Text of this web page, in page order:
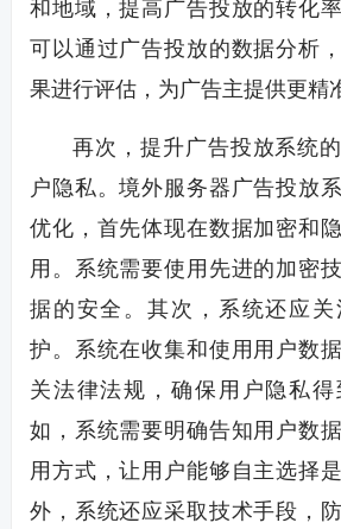
和地域，提高广告投放的转化
可以通过广告投放的数据分析
果进行评估，为广告主提供更精
再次，提升广告投放系统
户隐私。境外服务器广告投放
优化，首先体现在数据加密和
用。系统需要使用先进的加密
据的安全。其次，系统还应
护。系统在收集和使用用户数
关法律法规，确保用户隐私得
如，系统需要明确告知用户数
用方式，让用户能够自主选择
外，系统还应采取技术手段，